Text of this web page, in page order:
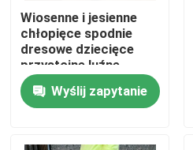
Produkty
O nas
Wycieczka po fabryce
Wiosenne i jesienne
chłopięce spodnie
dresowe dziecięce
przystojne luźne
spodnie haftowane
Wyślij zapytanie